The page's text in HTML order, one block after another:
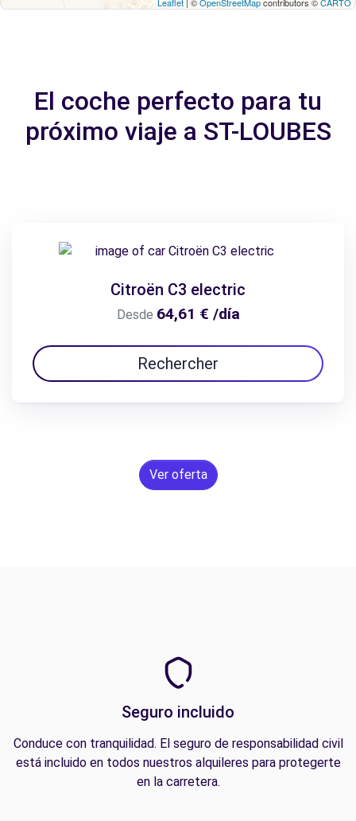
El coche perfecto para tu
próximo viaje a ST-LOUBES
Citroën C3 electric
Desde 64,61 € /día
Rechercher
Ver oferta
Seguro incluido
Conduce con tranquilidad. El seguro de responsabilidad civil
está incluido en todos nuestros alquileres para protegerte
en la carretera.